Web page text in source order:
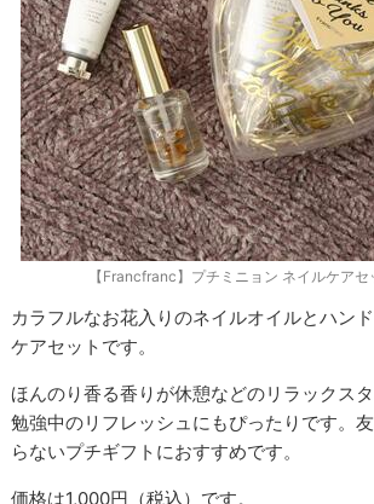
【Francfranc】プチミニョン ネイルケア
カラフルなお花入りのネイルオイルとハン
ケアセットです。
ほんのり香る香りが休憩などのリラックスタ
勉強中のリフレッシュにもぴったりです。
らないプチギフトにおすすめです。
価格は1,000円（税込）です。